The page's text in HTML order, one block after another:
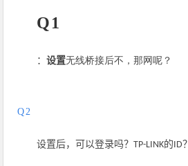
Q1
：设置无线桥接后不，那网呢？
Q2
设置后，可以登录吗？TP-LINK的ID？